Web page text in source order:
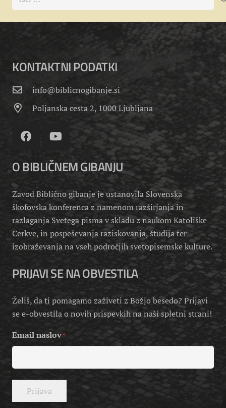
KONTAKTNI PODATKI
info@biblicnogibanje.si
Poljanska cesta 2, 1000 Ljubljana
O BIBLIČNEM GIBANJU
Zavod Biblično gibanje je ustanovila Slovenska
škofovska konferenca z namenom razširjanja in
razlaganja Svetega pisma v skladu z naukom Katoliške
Cerkve, in pospeševanja raziskovanja, študija ter
izobraževanja na vseh področjih svetopisemske kulture.
PRIJAVI SE NA OBVESTILA
Želiš, da ti pomagamo zaživeti z Božjo besedo? Prijavi
se e-obvestila o novih prispevkih na naši spletni strani!
Email naslov*
Prijava